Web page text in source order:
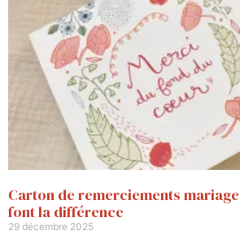
Carton de remerciements
font la différence
29 décembre 2025